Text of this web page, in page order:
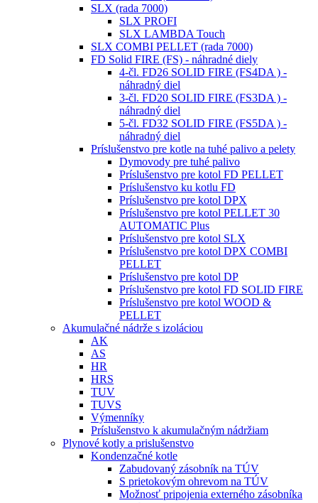
SLX (rada 7000)
SLX PROFI
SLX LAMBDA Touch
SLX COMBI PELLET (rada 7000)
FD Solid FIRE (FS) - náhradné diely
4-čl. FD26 SOLID FIRE (FS4DA ) -
náhradný diel
3-čl. FD20 SOLID FIRE (FS3DA ) -
náhradný diel
5-čl. FD32 SOLID FIRE (FS5DA ) -
náhradný diel
Príslušenstvo pre kotle na tuhé palivo a pelety
Dymovody pre tuhé palivo
Príslušenstvo pre kotol FD PELLET
Príslušenstvo ku kotlu FD
Príslušenstvo pre kotol DPX
Príslušenstvo pre kotol PELLET 30
AUTOMATIC Plus
Príslušenstvo pre kotol SLX
Príslušenstvo pre kotol DPX COMBI
PELLET
Príslušenstvo pre kotol DP
Príslušenstvo pre kotol FD SOLID FIRE
Príslušenstvo pre kotol WOOD &
PELLET
Akumulačné nádrže s izoláciou
AK
AS
HR
HRS
TUV
TUVS
Výmenníky
Príslušenstvo k akumulačným nádržiam
Plynové kotly a prislušenstvo
Kondenzačné kotle
Zabudovaný zásobník na TÚV
S prietokovým ohrevom na TÚV
Možnosť pripojenia externého zásobníka